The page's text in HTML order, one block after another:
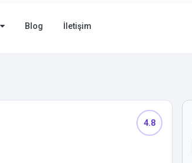
Blog İletişim
4.8